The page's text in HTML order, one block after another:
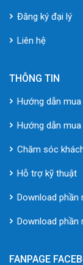
Đăng ký đại lý
Liên hệ
THÔNG TIN
Hướng dẫn mua
Hướng dẫn mua
Chăm sóc
Hỗ trợ kỹ thuật
Download phần
Download phần
FANPAGE